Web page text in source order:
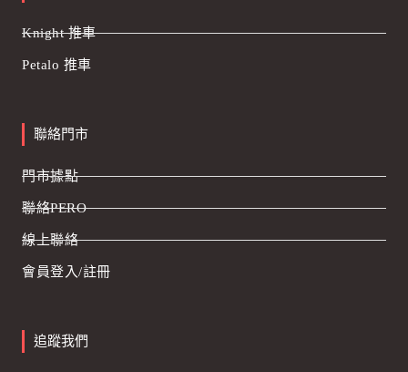
Knight 推車
Petalo 推車
聯絡門市
門市據點
聯絡PERO
線上聯絡
會員登入/註冊
追蹤我們